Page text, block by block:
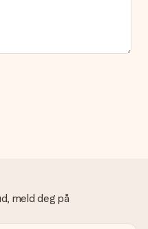
meld deg på